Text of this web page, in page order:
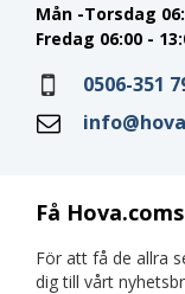
Få
För att få de allra
dig till vårt
Mån -Torsdag
Fredag 06:00 -
0506-351